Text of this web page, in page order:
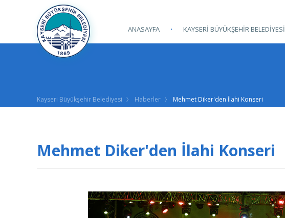
ANASAYFA KAYSERİ BÜYÜKŞEHİR BELEDİYESİ
Kayseri Büyükşehir Belediyesi Haberler Mehmet Diker'den İlahi Konseri
Mehmet Diker'den İlahi Konseri